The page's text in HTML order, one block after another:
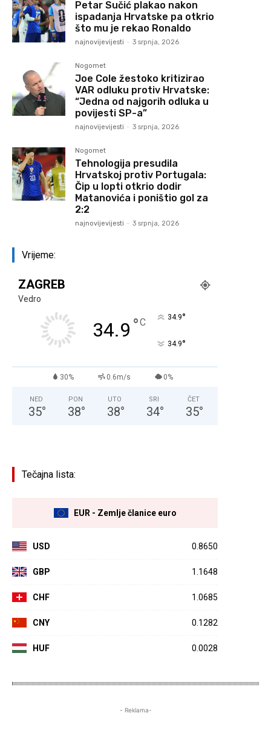
Petar Sučić plakao nakon
ispadanja Hrvatske pa otkrio
što mu je rekao Ronaldo
najnovijevijesti - 3 srpnja, 2026
Nogomet
Joe Cole žestoko kritizirao
VAR odluku protiv Hrvatske:
“Jedna od najgorih odluka u
povijesti SP-a”
najnovijevijesti - 3 srpnja, 2026
Nogomet
Tehnologija presudila
Hrvatskoj protiv Portugala:
Čip u lopti otkrio dodir
Matanovića i poništio gol za
2:2
najnovijevijesti - 3 srpnja, 2026
Vrijeme:
ZAGREB
Vedro
34.9 °C 34.9°
34.9°
30% 0.6m/s 0%
NED
35°
PON
38°
UTO
38°
SRI
34°
ČET
35°
Tečajna lista:
EUR - Zemlje članice euro
USD 0.8650
GBP 1.1648
CHF 1.0685
CNY 0.1282
HUF 0.0028
- Reklama-